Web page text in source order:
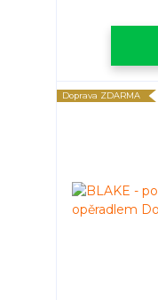
Doprava ZDARMA